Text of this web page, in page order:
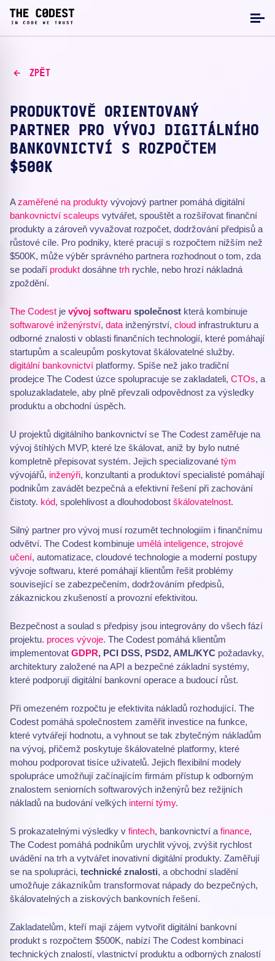
ZPĚT
PRODUKTOVĚ ORIENTOVANÝ
PARTNER PRO VÝVOJ DIGITÁLNÍHO
BANKOVNICTVÍ S ROZPOČTEM
$500K
Azaměřené na produkty vývojový partner pomáhá digitální
bankovnictví scaleups vytvářet, spouštět a rozšiřovat finanční
produkty a zároveň vyvažovat rozpočet, dodržování předpisů a
růstové cíle. Pro podniky, které pracují s rozpočtem nižším než
$500K, může výběr správného partnera rozhodnout o tom, zda
se podaří produkt dosáhne trh rychle, nebo hrozí nákladná
zpoždění.
The Codest je vývoj softwaru společnost která kombinuje
softwarové inženýrství, data inženýrství, cloud infrastrukturu a
odborné znalosti v oblasti finančních technologií, které pomáhají
startupům a scaleupům poskytovat škálovatelné služby.
digitální bankovnictví platformy. Spíše než jako tradiční
prodejce The Codest úzce spolupracuje se zakladateli, CTOs, a
spoluzakladatele, aby plně převzali odpovědnost za výsledky
produktu a obchodní úspěch.
U projektů digitálního bankovnictví se The Codest zaměřuje na
vývoj štíhlých MVP, které lze škálovat, aniž by bylo nutné
kompletně přepisovat systém. Jejich specializované tým
vývojářů, inženýři, konzultanti a produktoví specialisté pomáhají
podnikům zavádět bezpečná a efektivní řešení při zachování
čistoty. kód, spolehlivost a dlouhodobost škálovatelnost.
Silný partner pro vývoj musí rozumět technologiím i finančnímu
odvětví. The Codest kombinuje umělá inteligence, strojové
učení, automatizace, cloudové technologie a moderní postupy
vývoje softwaru, které pomáhají klientům řešit problémy
související se zabezpečením, dodržováním předpisů,
zákaznickou zkušeností a provozní efektivitou.
Bezpečnost a soulad s předpisy jsou integrovány do všech fází
projektu. proces vývoje. The Codest pomáhá klientům
implementovat GDPR, PCI DSS, PSD2, AML/KYC požadavky,
architektury založené na API a bezpečné základní systémy,
které podporují digitální bankovní operace a budoucí růst.
Při omezeném rozpočtu je efektivita nákladů rozhodující. The
Codest pomáhá společnostem zaměřit investice na funkce,
které vytvářejí hodnotu, a vyhnout se tak zbytečným nákladům
na vývoj, přičemž poskytuje škálovatelné platformy, které
mohou podporovat tisíce uživatelů. Jejich flexibilní modely
spolupráce umožňují začínajícím firmám přístup k odborným
znalostem seniorních softwarových inženýrů bez režijních
nákladů na budování velkých interní týmy.
S prokazatelnými výsledky v fintech, bankovnictví a finance,
The Codest pomáhá podnikům urychlit vývoj, zvýšit rychlost
uvádění na trh a vytvářet inovativní digitální produkty. Zaměřují
se na spolupráci, technické znalosti, a obchodní sladění
umožňuje zákazníkům transformovat nápady do bezpečných,
škálovatelných a ziskových bankovních řešení.
Zakladatelům, kteří mají zájem vytvořit digitální bankovní
produkt s rozpočtem $500K, nabízí The Codest kombinaci
technických znalostí, vlastnictví produktu a odborných znalostí